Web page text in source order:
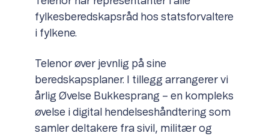
fylkesberedskapsråd hos statsforvaltere
i fylkene.
Telenor øver jevnlig på sine
beredskapsplaner. I tillegg arrangerer vi
årlig Øvelse Bukkesprang – en kompleks
øvelse i digital hendelseshåndtering som
samler deltakere fra sivil, militær og